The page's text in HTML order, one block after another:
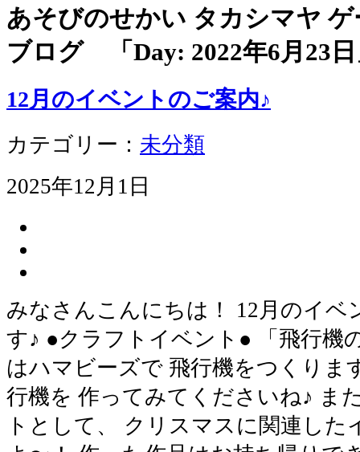
あそびのせかい タカシマヤ
ブログ 「Day: 2022年6月23日
12月のイベントのご案内♪
カテゴリー： 未分類
2025年12月1日
みなさんこんにちは！ 12月のイベ
す♪ ●クラフトイベント● 「飛行機
はハマビーズで 飛行機をつくりま
行機を 作ってみてくださいね♪ ま
トとして、 クリスマスに関連し